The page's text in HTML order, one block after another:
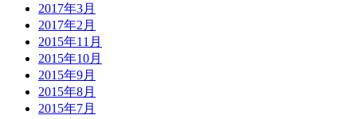
2017年3月
2017年2月
2015年11月
2015年10月
2015年9月
2015年8月
2015年7月